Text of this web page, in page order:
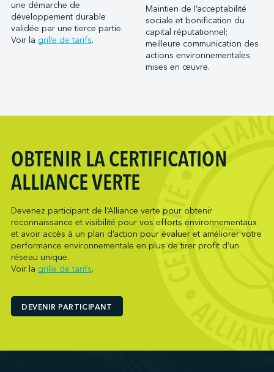
Ports of Indiana-Burns Harbor
Ports of Indiana-Jeffersonville
Ports of Indiana-Mount Vernon
Société du parc industriel et portuaire de Bécancour
Metro Ports - Houston
Metro Ports - Long Beach
Metro Ports - Morehead City
Oceanex
Owen Sound Transportation Company
Pasha Group (Wilmington)
Pembina Infrastructure and Logistics LP
Picton Terminals
PNCT
Ports America (Baton Rouge)
Ports America (Bayport)
Ports America (Charleston)
une démarche de
développement durable
validée par une tierce partie.
Voir la grille de tarifs.
Maintien de l’acceptabilité
sociale et bonification du
capital réputationnel;
meilleure communication des
actions environnementales
mises en œuvre.
OBTENIR LA CERTIFICATION
ALLIANCE VERTE
Devenez participant de l’Alliance verte pour obtenir
reconnaissance et visibilité pour vos efforts environnementaux
et avoir accès à un plan d’action pour évaluer et améliorer votre
performance environnementale en plus de tirer profit d’un
réseau unique.
Voir la grille de tarifs.
DEVENIR PARTICIPANT